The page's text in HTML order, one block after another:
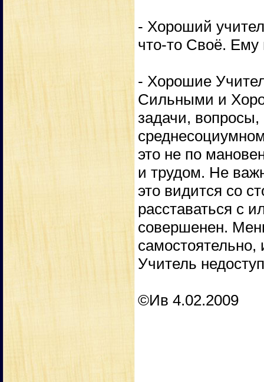
- Хороший
что-то Своё. Ему
- Хорошие
Сильными и
задачи,
это не по
и трудом. Не
это видится со
расставаться с
совершенен.
Учитель
©Ив 4.02.2009